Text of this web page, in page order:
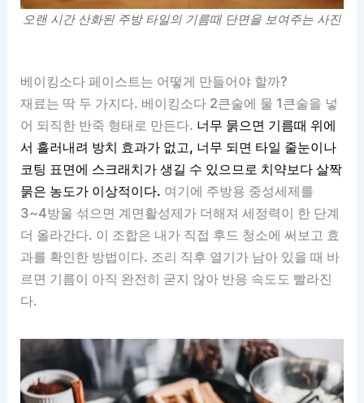
오랜 시간 산화된 주방 타일의 기름때 단면을 보여주는 사진
베이킹소다 페이스트는 어떻게 만들어야 할까?
재료는 딱 두 가지다. 베이킹소다 2큰술에 물 1큰술을 넣
어 되직한 반죽 형태로 만든다. 너무 묽으면 기름때 위에
서 흘러내려 방치 효과가 없고, 너무 되면 타일 줄눈이나
코팅 표면에 스크래치가 생길 수 있으므로 치약보다 살짝
묽은 농도가 이상적이다. 여기에 주방용 중성세제를
3~4방울 섞으면 계면활성제가 더해져 세정력이 한 단계
더 올라간다. 이 조합은 내가 직접 후드 청소에 써보고 효
과를 확인한 방법이다. 조리 직후 열기가 남아 있을 때 바
르면 기름이 아직 완전히 굳지 않아 반응 속도도 빨라진
다.